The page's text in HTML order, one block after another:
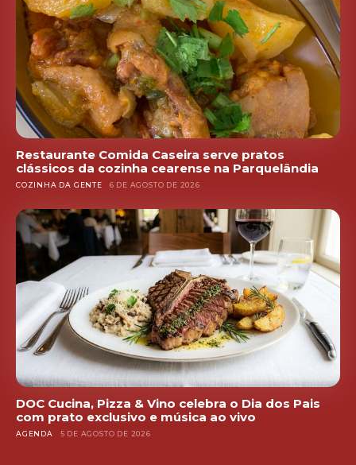
Restaurante Comida Caseira serve pratos
clássicos da cozinha cearense na Parquelândia
COZINHA DA GENTE 6 DE AGOSTO DE 2026
DOC Cucina, Pizza & Vino celebra o Dia dos Pais
com prato exclusivo e música ao vivo
AGENDA 5 DE AGOSTO DE 2026